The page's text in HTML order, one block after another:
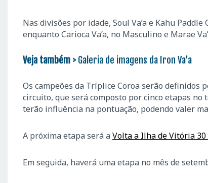
Nas divisões por idade, Soul Va’a e Kahu
enquanto Carioca Va’a, no Masculino e Marae
Veja também > Galeria de imagens da Iron Va’a
Os campeões da Tríplice Coroa serão definidos
circuito, que será composto por cinco etapas no
terão influência na pontuação, podendo valer
A próxima etapa será aVolta a Ilha de Vitória 30
Em seguida, haverá uma etapa no mês de